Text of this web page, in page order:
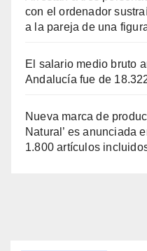
con el ordenador
a la pareja de una
El salario medio bruto
Andalucía fue de
Nueva marca de
Natural’ es anunciada
1.800 artículos